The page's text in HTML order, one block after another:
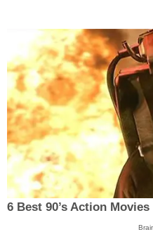
6 Best 90’s Action